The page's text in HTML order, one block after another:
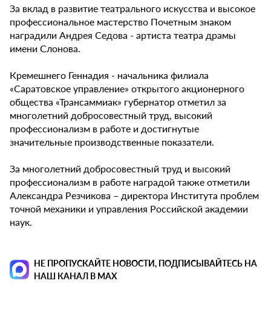
За вклад в развитие театрального искусства и высокое
профессиональное мастерство Почетным знаком
наградили Андрея Седова - артиста театра драмы
имени Слонова.
Кремешнего Геннадия - начальника филиала
«Саратовское управление» открытого акционерного
общества «Трансаммиак» губернатор отметил за
многолетний добросовестный труд, высокий
профессионализм в работе и достигнутые
значительные производственные показатели.
За многолетний добросовестный труд и высокий
профессионализм в работе наградой также отметили
Александра Резчикова – директора Института проблем
точной механики и управления Российской академии
наук.
НЕ ПРОПУСКАЙТЕ НОВОСТИ, ПОДПИСЫВАЙТЕСЬ НА
НАШ КАНАЛ В MAX